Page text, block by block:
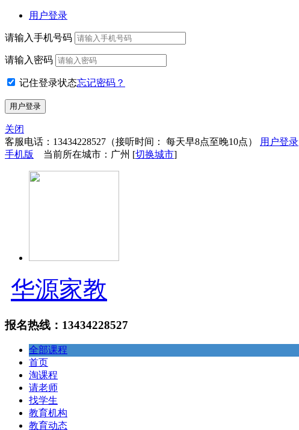
用户登录
请输入手机号码
请输入密码
记住登录状态忘记密码？
关闭
客服电话： 13434228527 （接听时间： 每天早8点至晚10点） 用户登录
手机版
当前所在城市：广州 [切换城市]
华源家教
报名热线：13434228527
全部课程
首页
淘课程
请老师
找学生
教育机构
教育动态